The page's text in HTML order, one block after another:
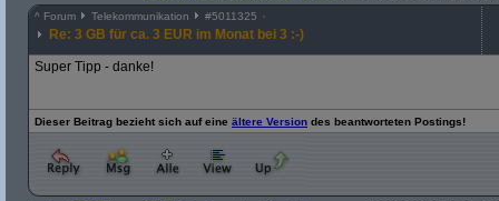
^ Forum Telekommunikation #5011325
Re: 3 GB für ca. 3 EUR im Monat bei 3 :-)
Super Tipp - danke!
Dieser Beitrag bezieht sich auf eine ältere Version des beantworteten Postings!